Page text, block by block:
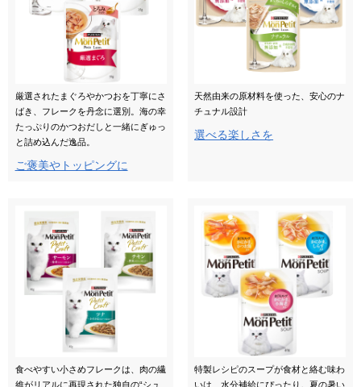
厳選されたまぐろやかつおを丁寧にさ
ばき、フレークを丹念に選別。海の幸
たっぷりのかつおだしと一緒にぎゅっ
と詰め込んだ逸品。
ご褒美やトッピングに
天然由来の原材料を使った、安心のナ
チュナル設計
選べる楽しさを
食べやすい小さめフレークは、肉の繊
維がリアルに再現された独自の“シュ
特製レシピのスープが食材と絡む味わ
いは、水分補給にぴったり。夏の暑い